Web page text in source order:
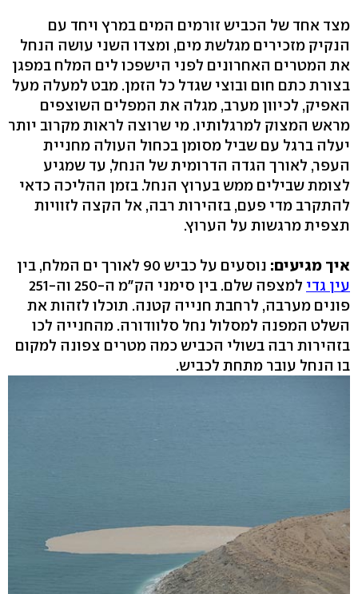
מצד אחד של הכביש זורמים המים במרץ ויחד עם
הנקיק מזכירים מגלשת מים, ומצדו השני עושה הנחל
את המטרים האחרונים לפני הישפכו לים המלח במפגן
בצורת כתם חום ובוצי שגדל כל הזמן. מבט למעלה מעל
האפיק, לכיוון מערב, מגלה את המפלים השוצפים
מראש המצוק למרגלותיו. מי שרוצה לראות מקרוב יותר
יעלה ברגל עם שביל מסומן בכחול העולה מחניית
העפר, לאורך הגדה הדרומית של הנחל, עד שמגיע
לצומת שבילים ממש בערוץ הנחל. בזמן ההליכה כדאי
להתקרב מדי פעם, בזהירות רבה, אל הקצה לזוויות
תצפית מרגשות על הערוץ.
איך מגיעים: נוסעים על כביש 90 לאורך ים המלח, בין
עין גדי
למצפה שלם. בין סימני הק"מ ה-250 וה-251
פונים מערבה, לרחבת חנייה קטנה. תוכלו לזהות את
השלט המפנה למסלול נחל סלוודורה. מהחנייה לכו
בזהירות רבה בשולי הכביש כמה מטרים צפונה למקום
בו הנחל עובר מתחת לכביש.